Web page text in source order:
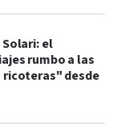
el
rumbo a las
desde